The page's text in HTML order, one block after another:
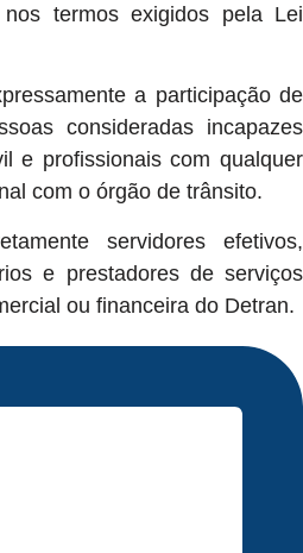
termos exigidos pela Lei
a participação de
consideradas incapazes
e profissionais com qualquer
com o órgão de trânsito.
servidores efetivos,
e prestadores de serviços
ou financeira do Detran.